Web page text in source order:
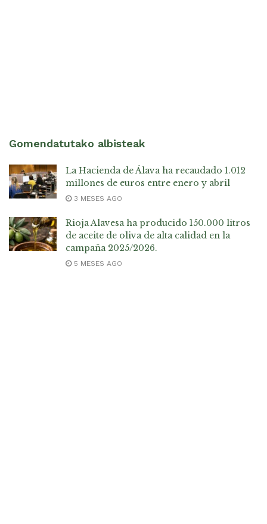
Gomendatutako albisteak
La Hacienda de Álava ha recaudado 1.012
millones de euros entre enero y abril
3 MESES AGO
Rioja Alavesa ha producido 150.000 litros
de aceite de oliva de alta calidad en la
campaña 2025/2026.
5 MESES AGO